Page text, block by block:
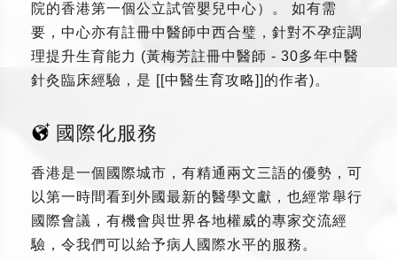
院的香港第一個公立試管嬰兒中心）。 如有需
要，中心亦有註冊中醫師中西合璧，針對不孕症調
理提升生育能力 (黃梅芳註冊中醫師 - 30多年中醫
針灸臨床經驗，是 [[中醫生育攻略]]的作者)。
國際化服務
香港是一個國際城市，有精通兩文三語的優勢，可
以第一時間看到外國最新的醫學文獻，也經常舉行
國際會議，有機會與世界各地權威的專家交流經
驗，令我們可以給予病人國際水平的服務。